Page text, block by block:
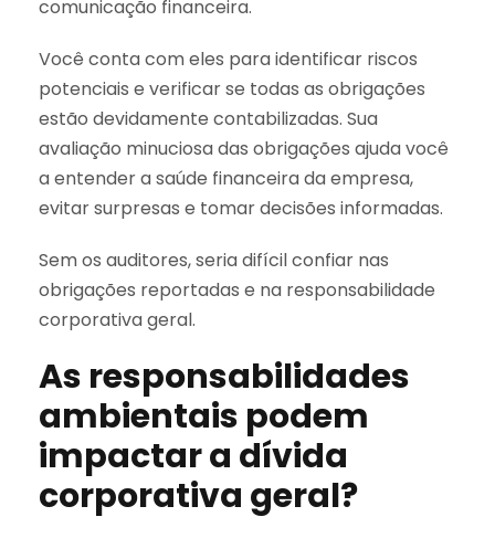
comunicação financeira.
Você conta com eles para identificar riscos
potenciais e verificar se todas as obrigações
estão devidamente contabilizadas. Sua
avaliação minuciosa das obrigações ajuda você
a entender a saúde financeira da empresa,
evitar surpresas e tomar decisões informadas.
Sem os auditores, seria difícil confiar nas
obrigações reportadas e na responsabilidade
corporativa geral.
As responsabilidades
ambientais podem
impactar a dívida
corporativa geral?